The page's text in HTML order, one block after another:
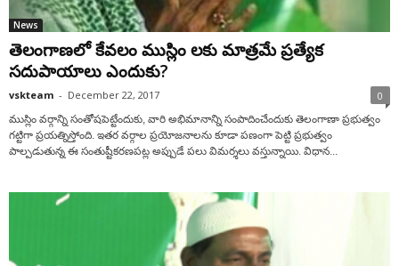
News
తెలంగాణలో కేవలం ముస్లిం లకు మాత్రమే ప్రత్యేక
సదుపాయాలు ఎందుకు?
vskteam - December 22, 2017 0
ముస్లిం వర్గాన్ని సంతోషపెట్టేందుకు, వారి అభిమానాన్ని సంపాదించేందుకు తెలంగాణా ప్రభుత్వం
గట్టిగా ప్రయత్నిస్తోంది. ఇతర వర్గాల ప్రయోజనాలను కూడా పణంగా పెట్టి ప్రభుత్వం
పాల్పడుతున్న ఈ సంతుష్టీకరణపట్ల అప్పుడే పలు విమర్శలు వస్తున్నాయి. విధాన...